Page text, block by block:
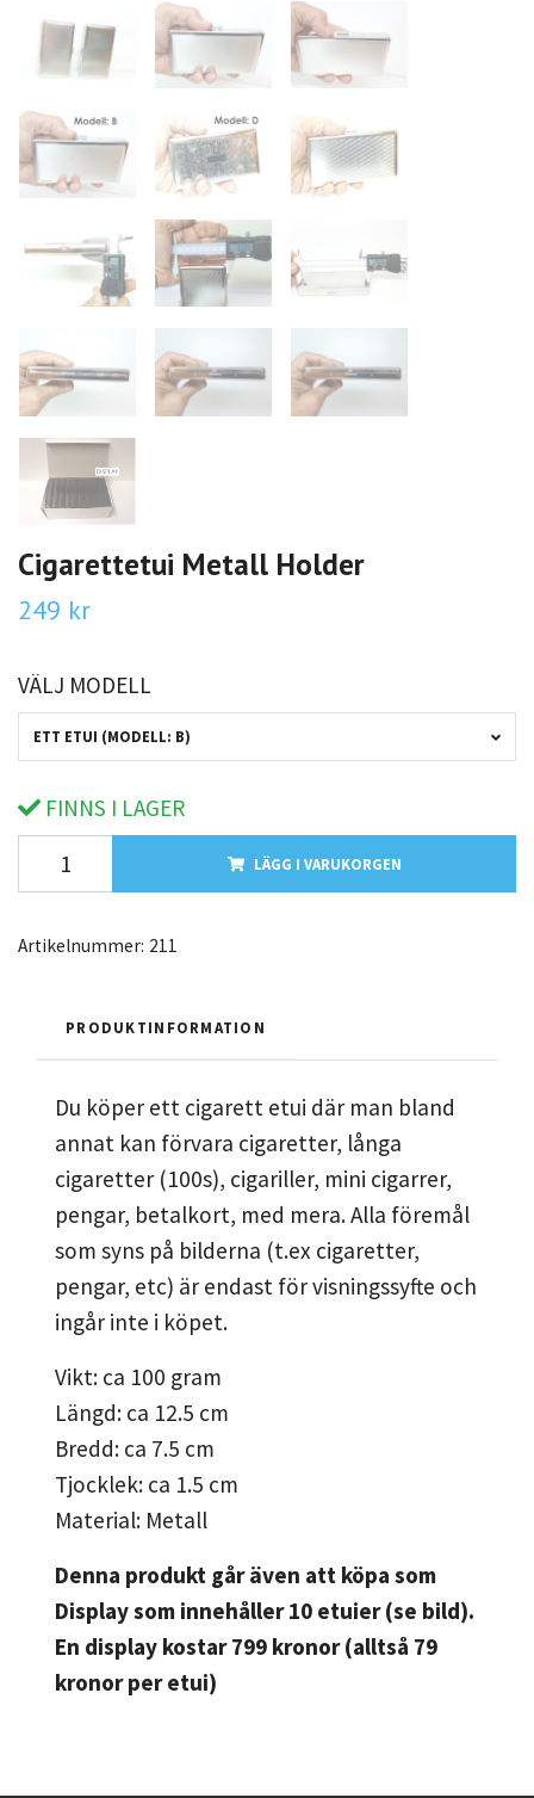
Cigarettetui Metall Holder
249 kr
VÄLJ MODELL
ETT ETUI (MODELL: B)
FINNS I LAGER
LÄGG I VARUKORGEN
Artikelnummer: 211
PRODUKTINFORMATION
Du köper ett cigarett etui där man bland
annat kan förvara cigaretter, långa
cigaretter (100s), cigariller, mini cigarrer,
pengar, betalkort, med mera.Alla föremål
som syns på bilderna (t.ex cigaretter,
pengar, etc) är endast för visningssyfte och
ingår inte i köpet.
Vikt: ca 100 gram
Längd: ca 12.5 cm
Bredd: ca 7.5 cm
Tjocklek: ca 1.5 cm
Material: Metall
Denna produkt går även att köpa som
Display som innehåller 10 etuier (se bild).
En display kostar 799 kronor (alltså 79
kronor per etui)